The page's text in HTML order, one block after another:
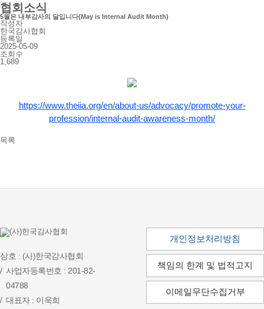
협회소식
5월은 내부감사의 달입니다(May is Internal Audit Month)
작성자
한국감사협회
등록일
2025-05-09
조회수
1,689
https://www.theiia.org/en/about-us/advocacy/promote-your-
profession/internal-audit-awareness-month/
목록
개인정보처리방침
책임의 한계 및 법적고지
이메일무단수집거부
상호 : (사)한국감사협회
사업자등록번호 : 201-82-
04788
대표자 : 이욱희